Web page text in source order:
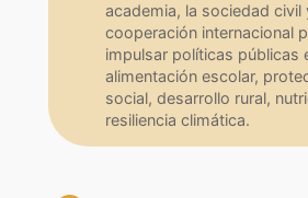
academia, la sociedad civil
cooperación internacional
impulsar políticas públicas
alimentación escolar,
social, desarrollo rural,
resiliencia climática.